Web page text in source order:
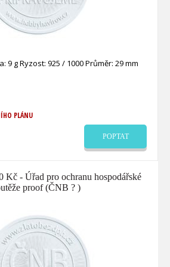
9 g Ryzost: 925 / 1000 Průměr: 29 mm
PLÁNU
POPTAT
Kč - Úřad pro ochranu hospodářské
proof (ČNB ? )